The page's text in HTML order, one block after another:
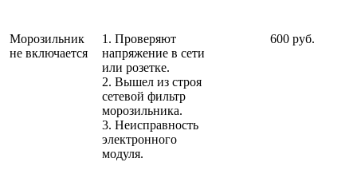
Морозильник
не включается
1. Проверяют
напряжение в сети
или розетке.
2. Вышел из строя
сетевой фильтр
морозильника.
3. Неисправность
электронного
модуля.
600 руб.